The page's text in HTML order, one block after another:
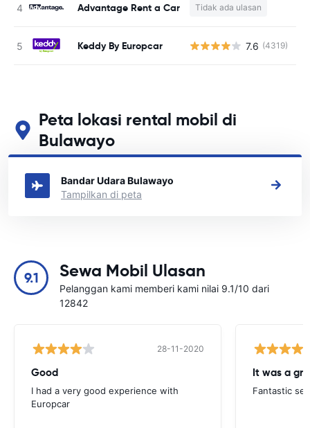
Advantage Rent a Car Tidak ada ulasan
Keddy By Europcar 7.6 (4319)
Peta lokasi rental mobil di
Bulawayo
Lihat lokasi persewaan mobil utama kami di Bulawayo
Bandar Udara Bulawayo
Tampilkan di peta
9.1 Sewa Mobil Ulasan
Pelanggan kami memberi kami nilai 9.1/10 dari
12842
28-11-2020
Good
I had a very good experience with
Europcar
Fantastic